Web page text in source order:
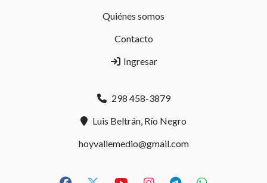
Quiénes somos
Contacto
Ingresar
298 458-3879
Luis Beltrán, Río Negro
hoyvallemedio@gmail.com